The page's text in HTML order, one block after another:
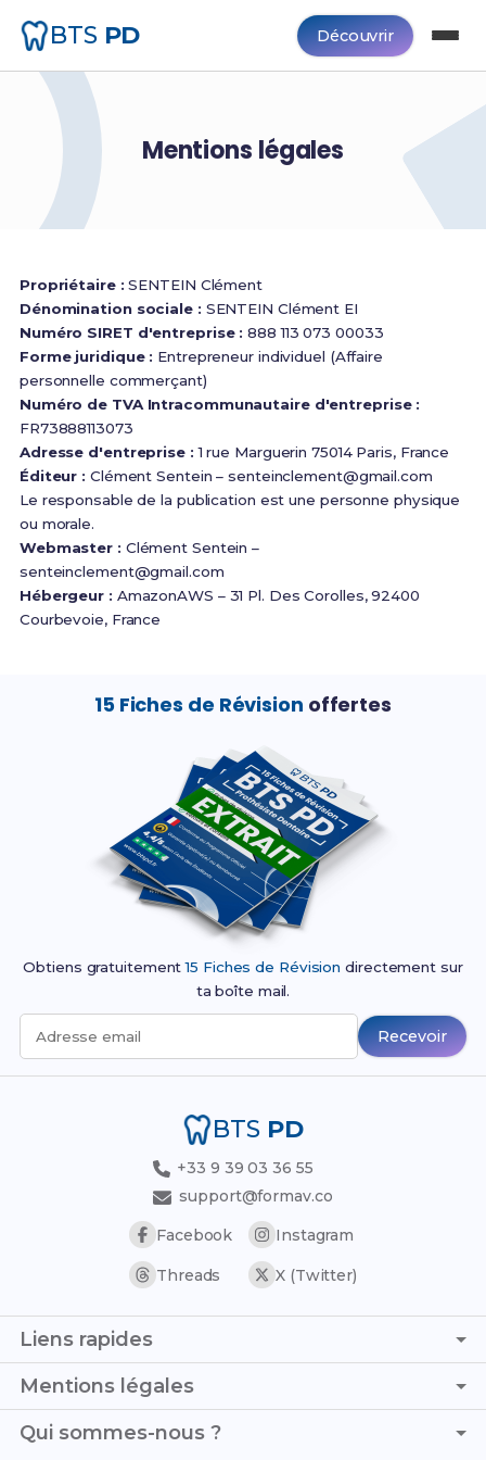
BTS PD Découvrir
Mentions légales
Propriétaire :SENTEIN Clément
Dénomination sociale : SENTEIN Clément EI
Numéro SIRET d'entreprise :888 113 073 00033
Forme juridique : Entrepreneur individuel (Affaire
personnelle commerçant)
Numéro de TVA Intracommunautaire d'entreprise :
FR73888113073
Adresse d'entreprise :1 rue Marguerin 75014 Paris, France
Éditeur : Clément Sentein –senteinclement@gmail.com
Le responsable de la publication est une personne physique
ou morale.
Webmaster : Clément Sentein –
senteinclement@gmail.com
Hébergeur : AmazonAWS – 31 Pl. Des Corolles, 92400
Courbevoie, France
15 Fiches de Révision offertes
Obtiens gratuitement15 Fiches de Révision directement sur
ta boîte mail.
Adresse email Recevoir
BTS PD
+33 9 39 03 36 55
support@formav.co
Facebook
Instagram
Threads X (Twitter)
Liens rapides
Page d'accueil
Simulateur de notes
Trouver son stage
Mentions légales
C.G.V. - C.G.U.
Qui sommes-nous ?